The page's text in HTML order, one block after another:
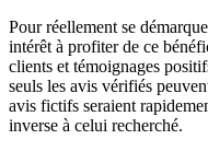
Pour réellement se
intérêt à profiter de ce
clients et témoignages
seuls les avis vérifiés
avis fictifs seraient
inverse à celui recherché.